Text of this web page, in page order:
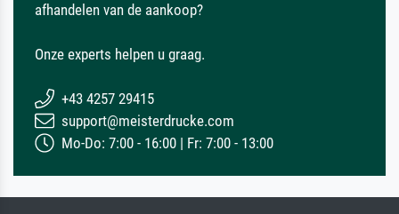
afhandelen van de aankoop?
Onze experts helpen u graag.
+43 4257 29415
support@meisterdrucke.com
Mo-Do: 7:00 - 16:00 | Fr: 7:00 - 13:00